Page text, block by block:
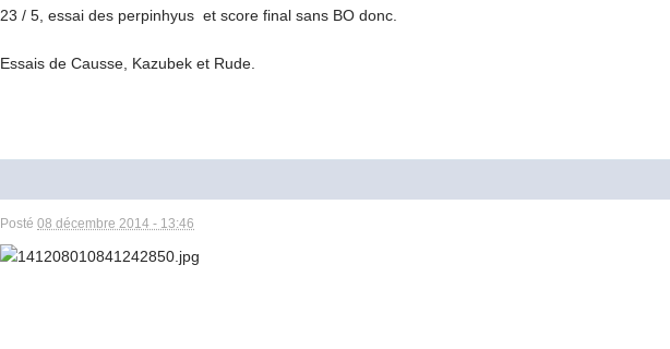
23 / 5, essai des perpinhyus et score final sans BO donc.
Essais de Causse, Kazubek et Rude.
Posté08 décembre 2014 - 13:46